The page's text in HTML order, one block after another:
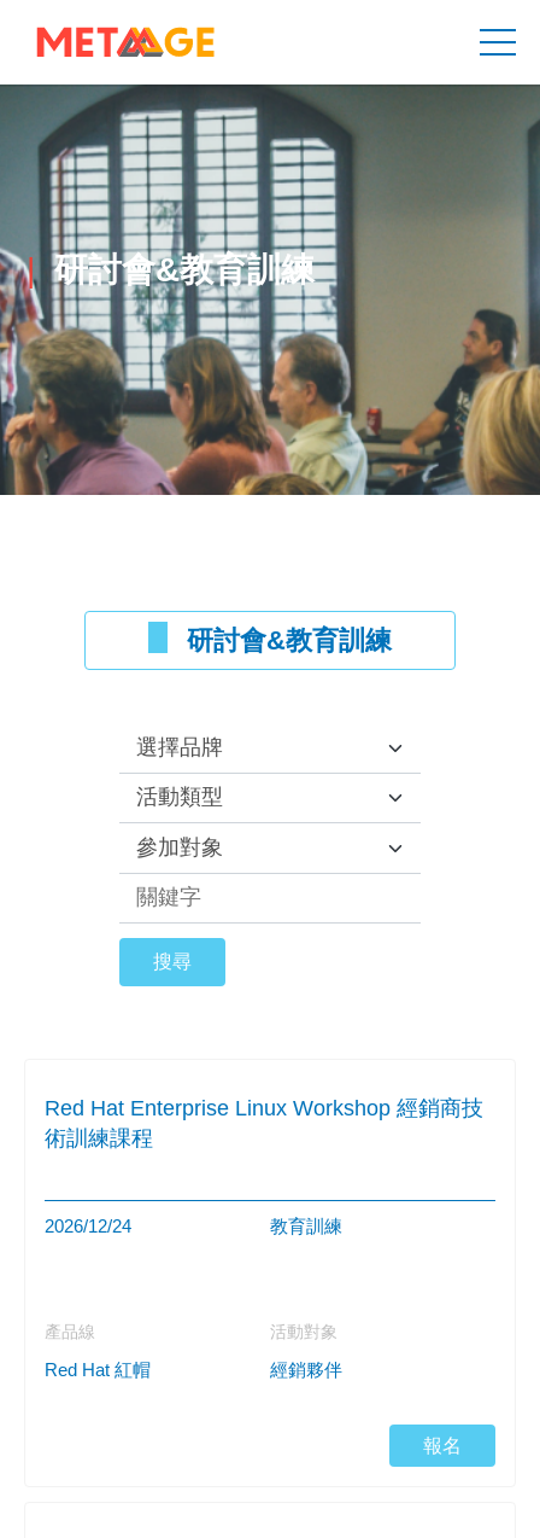
研討會&教育訓練
研討會&教育訓練
Red Hat Enterprise Linux Workshop 經銷商技
術訓練課程
2026/12/24 教育訓練
產品線
Red Hat 紅帽
活動對象
經銷夥伴
報名